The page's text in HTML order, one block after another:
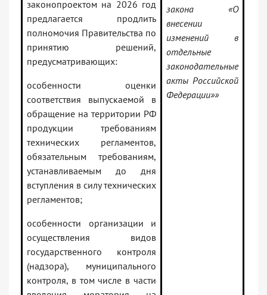
законопроектом на 2026 год
предлагается продлить
полномочия Правительства по
принятию решений,
предусматривающих:
особенности оценки
соответствия выпускаемой в
обращение на территории РФ
продукции требованиям
технических регламентов,
обязательным требованиям,
устанавливаемым до дня
вступления в силу технических
регламентов;
особенности организации и
осуществления видов
государственного контроля
(надзора), муниципального
контроля, в том числе в части
закона «О
внесении
изменений в
отдельные
законодательные
акты Российской
Федерации»»